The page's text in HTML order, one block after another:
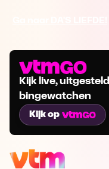
Kijk live,
bingewatchen
Kijk op